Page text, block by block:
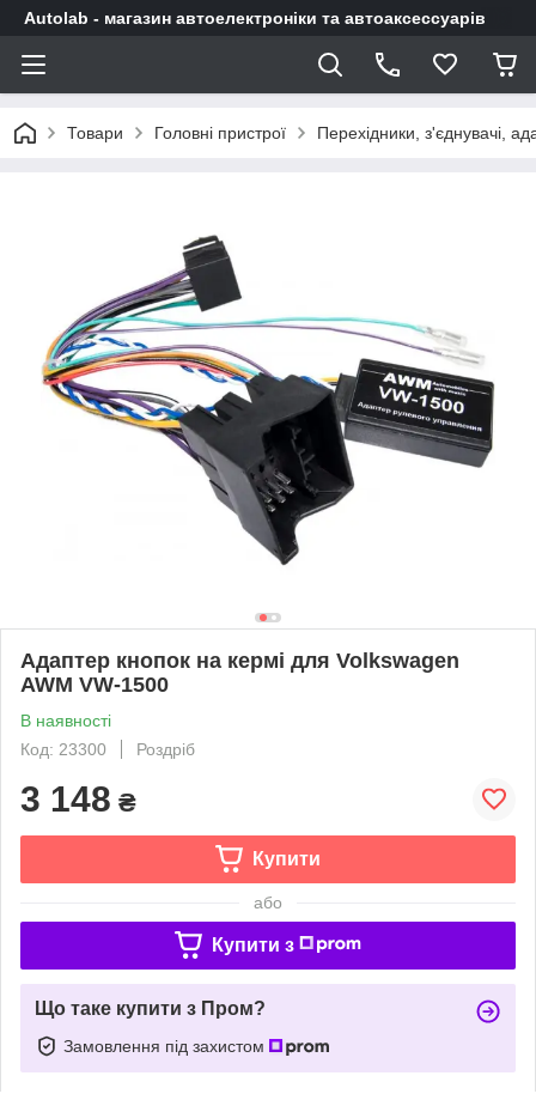
Autolab - магазин автоелектроніки та автоаксессуарів
Товари Головні пристрої Перехідники, з'єднувачі,
Адаптер кнопок на кермі для Volkswagen
AWM VW-1500
В наявності
Код: 23300
Роздріб
3 148 ₴
Купити
або
Купити з
Що таке купити з Пром?
Замовлення під захистом